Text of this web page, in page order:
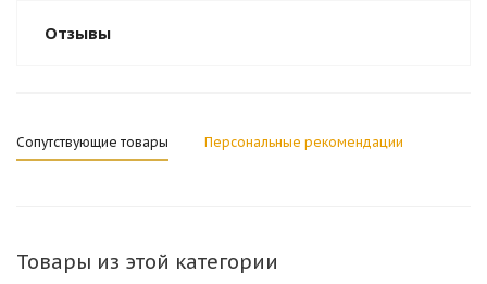
Отзывы
Сопутствующие товары Персональные рекомендации
Товары из этой категории